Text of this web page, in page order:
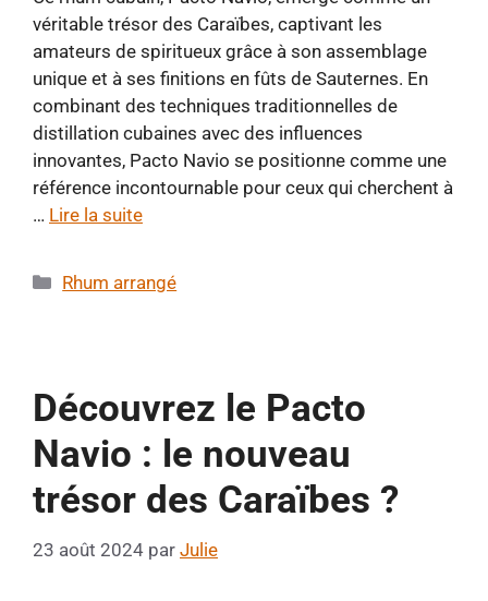
véritable trésor des Caraïbes, captivant les
amateurs de spiritueux grâce à son assemblage
unique et à ses finitions en fûts de Sauternes. En
combinant des techniques traditionnelles de
distillation cubaines avec des influences
innovantes, Pacto Navio se positionne comme une
référence incontournable pour ceux qui cherchent à
… Lire la suite
Catégories
Rhum arrangé
Découvrez le Pacto
Navio : le nouveau
trésor des Caraïbes ?
23 août 2024 par Julie